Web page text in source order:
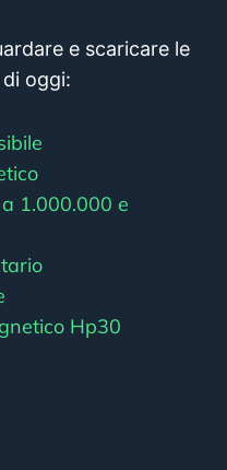
e scaricare le
oggi:
1.000.000 e
Hp30